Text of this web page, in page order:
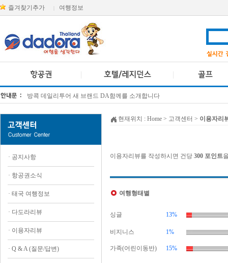
즐겨찾기추가 여행정보
방콕 데일리투어 새 브랜드 DA함께를 소개합니다
· 공지사항
· 항공권소식
· 태국 여행정보
· 다도라리뷰
· 이용자리뷰
· Q & A (질문/답변)
현재위치 : Home > 고객센터 > 이용자리
이용자리뷰를 작성하시면 건당 300 포인트
여행형태별
싱글 13%
비지니스 1%
가족(어린이동반) 15%